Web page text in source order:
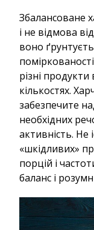
Збалансоване
і не відмова
воно
різні
кількостях.
забезпечите
необхідних
активність. Не
«шкідливих»
порцій і
баланс і